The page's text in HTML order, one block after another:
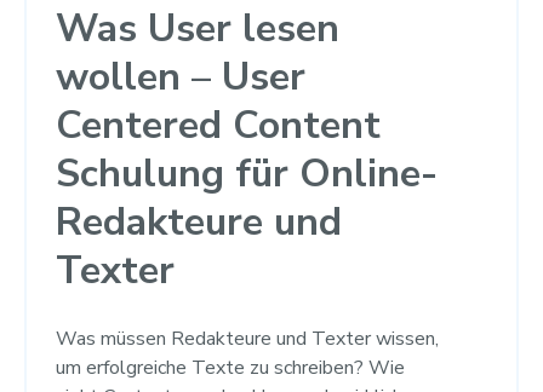
Was User lesen
wollen – User
Centered Content
Schulung für Online-
Redakteure und
Texter
Was müssen Redakteure und Texter wissen,
um erfolgreiche Texte zu schreiben? Wie